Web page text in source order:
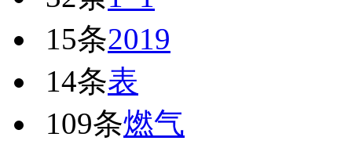
15条2019
14条表
109条燃气